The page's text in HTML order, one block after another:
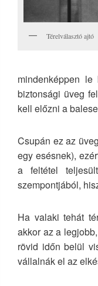
Térelválasztó ajtó
mindenképpen
biztonsági üveg
kell előzni a
Csupán ez az
egy esésnek),
a feltétel
szempontjából,
Ha valaki tehát
akkor az a
rövid időn belül
vállalnák el az